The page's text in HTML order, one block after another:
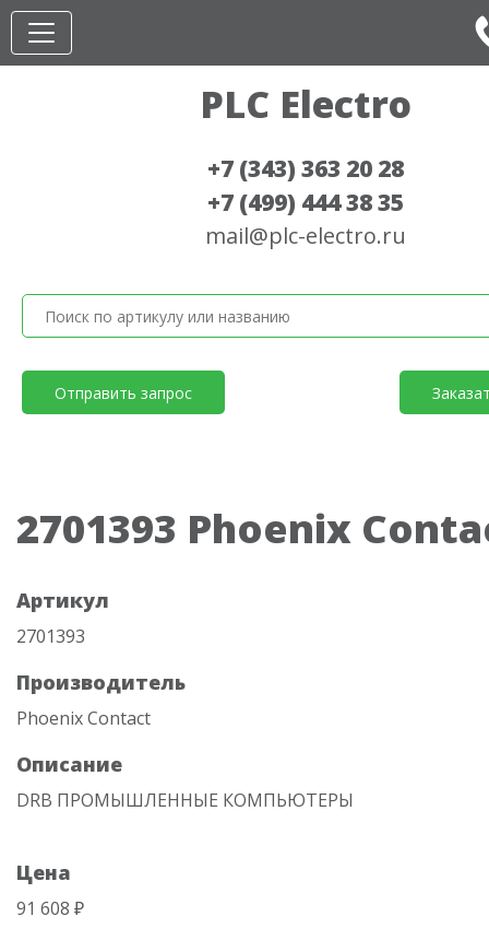
PLC Electro
+7 (343) 363 20 28
+7 (499) 444 38 35
mail@plc-electro.ru
Отправить запрос
2701393 Phoenix
Артикул
2701393
Производитель
Phoenix Contact
Описание
DRB ПРОМЫШЛЕННЫЕ КОМПЬЮТЕРЫ
Цена
91 608 ₽